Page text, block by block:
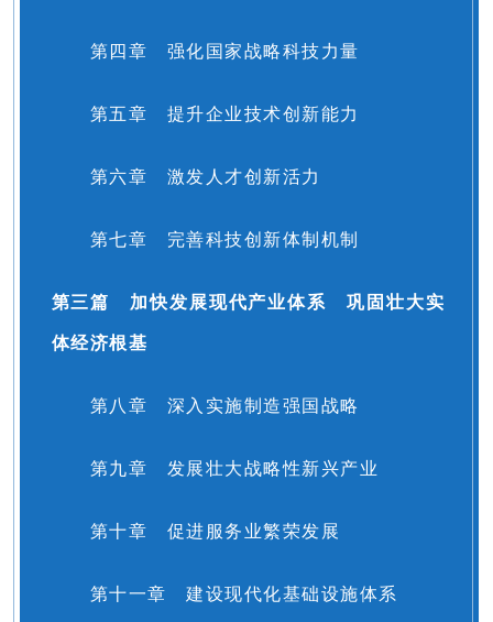
第四章 强化国家战略科技力量
第五章 提升企业技术创新能力
第六章 激发人才创新活力
第七章 完善科技创新体制机制
第三篇 加快发展现代产业体系 巩固壮大实
体经济根基
第八章 深入实施制造强国战略
第九章 发展壮大战略性新兴产业
第十章 促进服务业繁荣发展
第十一章 建设现代化基础设施体系